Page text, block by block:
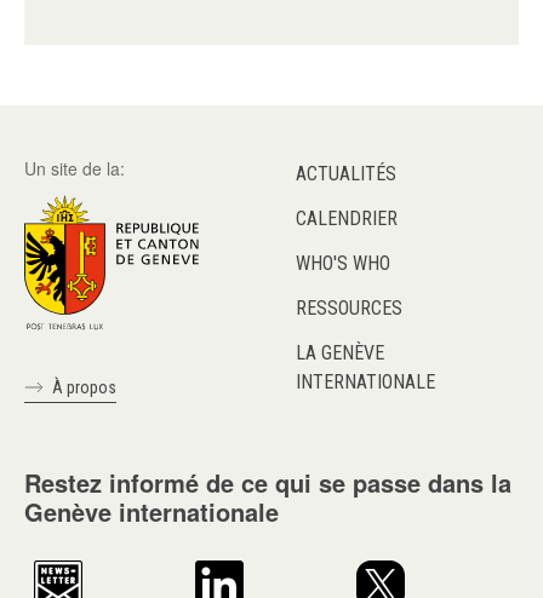
Un site de la:
À propos
ACTUALITÉS
CALENDRIER
WHO'S WHO
RESSOURCES
LA GENÈVE
INTERNATIONALE
Restez informé de ce qui se passe dans la
Genève internationale